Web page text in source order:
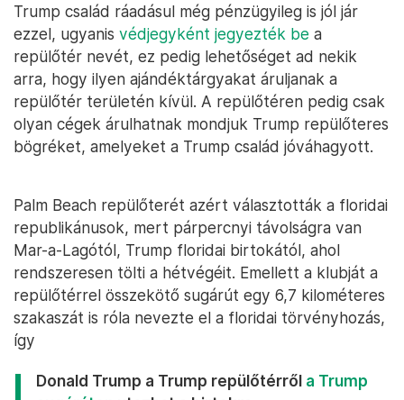
Trump család ráadásul még pénzügyileg is jól jár
ezzel, ugyanis védjegyként jegyezték be a
repülőtér nevét, ez pedig lehetőséget ad nekik
arra, hogy ilyen ajándéktárgyakat áruljanak a
repülőtér területén kívül. A repülőtéren pedig csak
olyan cégek árulhatnak mondjuk Trump repülőteres
bögréket, amelyeket a Trump család jóváhagyott.
Palm Beach repülőterét azért választották a floridai
republikánusok, mert párpercnyi távolságra van
Mar-a-Lagótól, Trump floridai birtokától, ahol
rendszeresen tölti a hétvégéit. Emellett a klubját a
repülőtérrel összekötő sugárút egy 6,7 kilométeres
szakaszát is róla nevezte el a floridai törvényhozás,
így
Donald Trump a Trump repülőtérről a Trump